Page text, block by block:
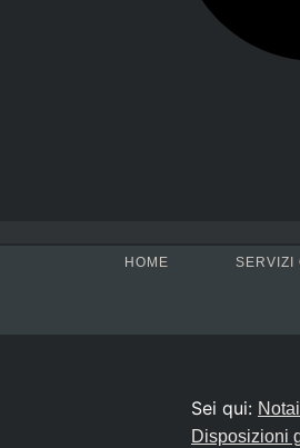
HOME SERVIZI
Sei qui:
Disposizioni